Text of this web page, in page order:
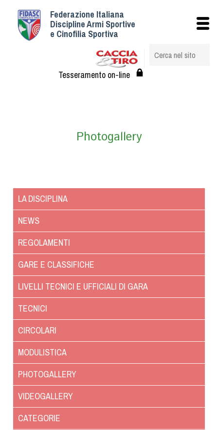
Federazione Italiana
Discipline Armi Sportive
e Cinofilia Sportiva
Tesseramento on-line
Photogallery
LA DISCIPLINA
NEWS
REGOLAMENTI
GARE E CLASSIFICHE
LIVELLI TECNICI E UFFICIALI DI GARA
TECNICI
CIRCOLARI
MODULISTICA
PHOTOGALLERY
VIDEOGALLERY
CATEGORIE
Istituzionale
Struttura
Albo Veterinari federali
Circolari
Federazione Trasparente
Società
Referenti e gruppi di lavoro regionali
Direttori di Gara
Formazione
Organi di Giustizia - Dispositivi
Guida Locandine Ufficiali